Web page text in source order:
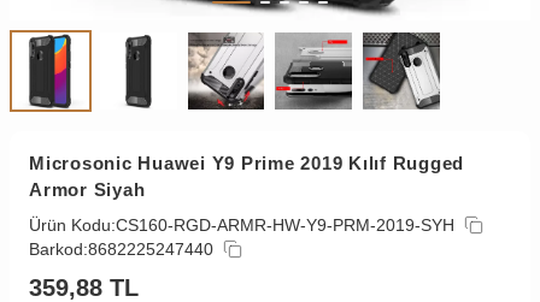
Microsonic Huawei Y9 Prime 2019 Kılıf Rugged
Armor Siyah
Ürün Kodu:CS160-RGD-ARMR-HW-Y9-PRM-2019-SYH
Barkod:8682225247440
359,88 TL